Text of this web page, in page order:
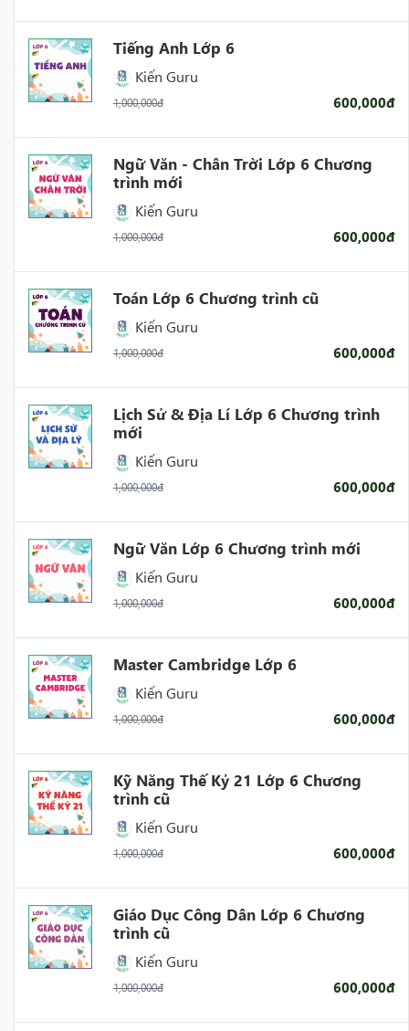
Tiếng Anh Lớp 6
Kiến Guru
1,000,000đ 600,000đ
Ngữ Văn - Chân Trời Lớp 6 Chương
trình mới
Kiến Guru
1,000,000đ 600,000đ
Toán Lớp 6 Chương trình cũ
Kiến Guru
1,000,000đ 600,000đ
Lịch Sử & Địa Lí Lớp 6 Chương trình
mới
Kiến Guru
1,000,000đ 600,000đ
Ngữ Văn Lớp 6 Chương trình mới
Kiến Guru
1,000,000đ 600,000đ
Master Cambridge Lớp 6
Kiến Guru
1,000,000đ 600,000đ
Kỹ Năng Thế Kỷ 21 Lớp 6 Chương
trình cũ
Kiến Guru
1,000,000đ 600,000đ
Giáo Dục Công Dân Lớp 6 Chương
trình cũ
Kiến Guru
1,000,000đ 600,000đ